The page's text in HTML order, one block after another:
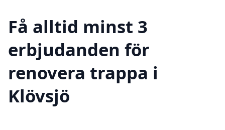
Få alltid minst 3
erbjudanden för
renovera trappa i
Klövsjö